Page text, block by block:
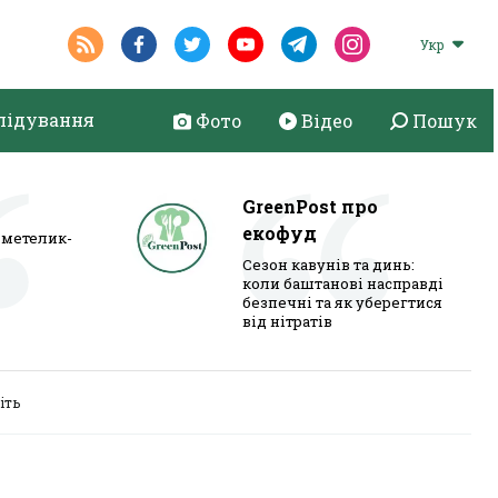
Укр
Фото Відео Пошук
GreenPost про
екофуд
Сезон кавунів та динь:
коли баштанові насправді
безпечні та як уберегтися
від нітратів